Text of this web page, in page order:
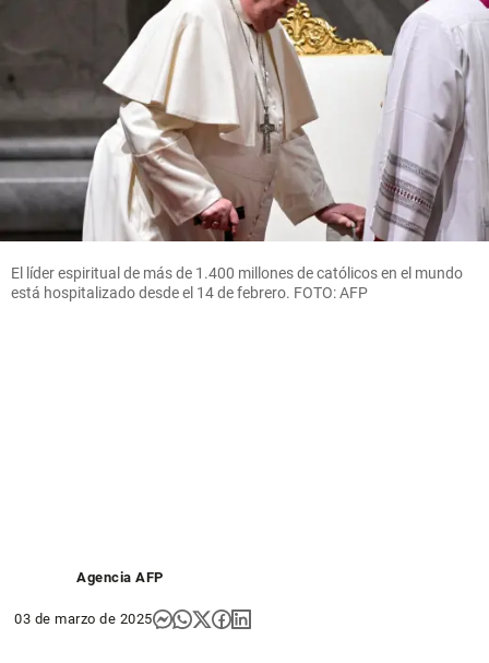
El líder espiritual de más de 1.400 millones de católicos en el mundo
está hospitalizado desde el 14 de febrero. FOTO: AFP
Agencia AFP
03 de marzo de 2025